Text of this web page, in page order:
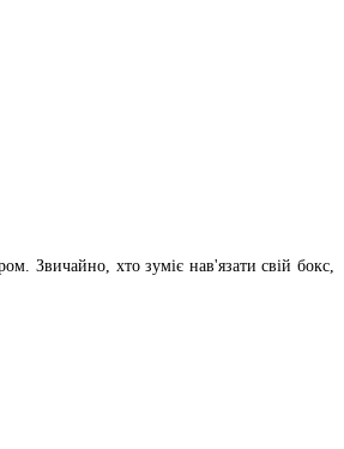
Звичайно, хто зуміє нав'язати свій бокс,